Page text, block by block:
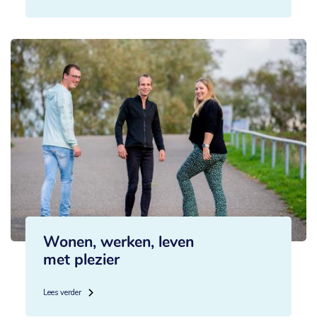
Wonen, werken, leven
met plezier
Lees verder